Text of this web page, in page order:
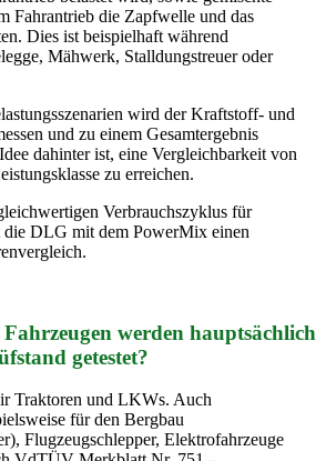
Fahrantrieb die Zapfwelle und das
Dies ist beispielhaft während
Mähwerk, Stalldungstreuer oder
wird der Kraftstoff- und
und zu einem Gesamtergebnis
dahinter ist, eine Vergleichbarkeit von
zu erreichen.
Verbrauchszyklus für
die DLG mit dem PowerMix einen
werden hauptsächlich
getestet?
Traktoren und LKWs. Auch
für den Bergbau
Flugzeugschlepper, Elektrofahrzeuge